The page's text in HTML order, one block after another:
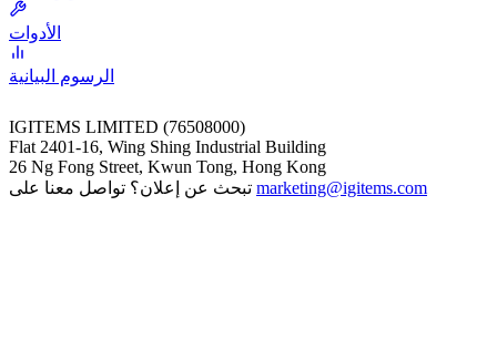
الأدوات
الرسوم البيانية
IGITEMS LIMITED (76508000)
Flat 2401-16, Wing Shing Industrial Building
26 Ng Fong Street, Kwun Tong, Hong Kong
marketing@igitems.com